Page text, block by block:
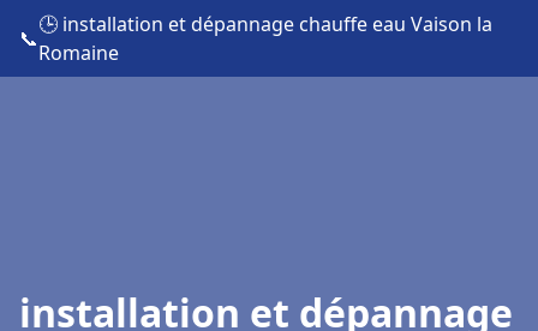
📞
🕒 installation et dépannage chauffe eau Vaison la
Romaine
installation et dépannage